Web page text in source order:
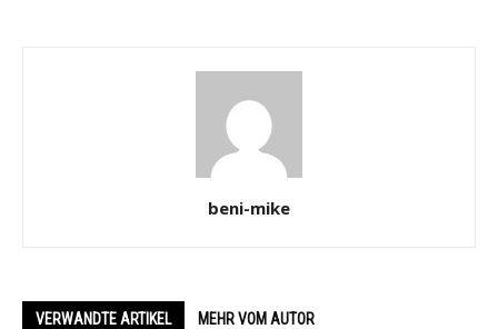
beni-mike
VERWANDTE ARTIKEL MEHR VOM AUTOR